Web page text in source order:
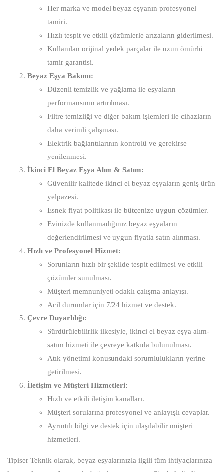
Her marka ve model beyaz eşyanın profesyonel
tamiri.
Hızlı tespit ve etkili çözümlerle arızaların giderilmesi.
Kullanılan orijinal yedek parçalar ile uzun ömürlü
tamir garantisi.
Beyaz Eşya Bakımı:
Düzenli temizlik ve yağlama ile eşyaların
performansının artırılması.
Filtre temizliği ve diğer bakım işlemleri ile cihazların
daha verimli çalışması.
Elektrik bağlantılarının kontrolü ve gerekirse
yenilenmesi.
İkinci El Beyaz Eşya Alım & Satım:
Güvenilir kalitede ikinci el beyaz eşyaların geniş ürün
yelpazesi.
Esnek fiyat politikası ile bütçenize uygun çözümler.
Evinizde kullanmadığınız beyaz eşyaların
değerlendirilmesi ve uygun fiyatla satın alınması.
Hızlı ve Profesyonel Hizmet:
Sorunların hızlı bir şekilde tespit edilmesi ve etkili
çözümler sunulması.
Müşteri memnuniyeti odaklı çalışma anlayışı.
Acil durumlar için 7/24 hizmet ve destek.
Çevre Duyarlılığı:
Sürdürülebilirlik ilkesiyle, ikinci el beyaz eşya alım-
satım hizmeti ile çevreye katkıda bulunulması.
Atık yönetimi konusundaki sorumlulukların yerine
getirilmesi.
İletişim ve Müşteri Hizmetleri:
Hızlı ve etkili iletişim kanalları.
Müşteri sorularına profesyonel ve anlayışlı cevaplar.
Ayrıntılı bilgi ve destek için ulaşılabilir müşteri
hizmetleri.
Tipiser Teknik olarak, beyaz eşyalarınızla ilgili tüm ihtiyaçlarınıza